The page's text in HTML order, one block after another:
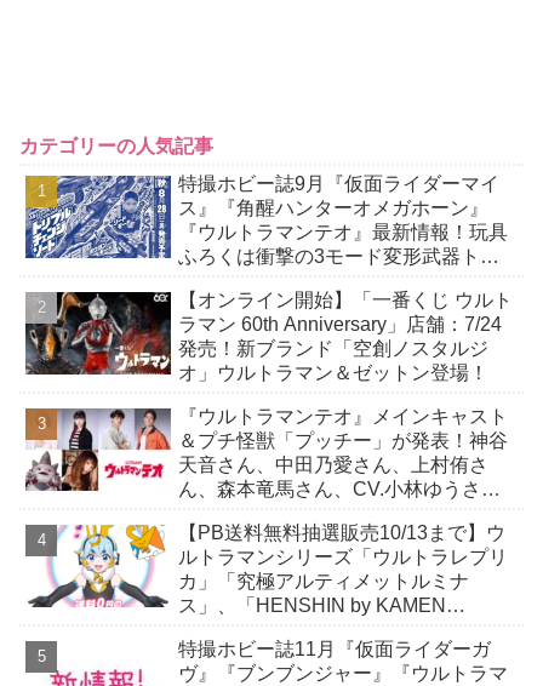
カテゴリーの人気記事
特撮ホビー誌9月『仮面ライダーマイ
ス』『角醒ハンターオメガホーン』
『ウルトラマンテオ』最新情報！玩具
ふろくは衝撃の3モード変形武器トリ
【オンライン開始】「一番くじ ウルト
ラマン 60th Anniversary」店舗：7/24
発売！新ブランド「空創ノスタルジ
オ」ウルトラマン＆ゼットン登場！
『ウルトラマンテオ』メインキャスト
＆プチ怪獣「プッチー」が発表！神谷
天音さん、中田乃愛さん、上村侑さ
ん、森本竜馬さん、CV.小林ゆうさ
【PB送料無料抽選販売10/13まで】ウ
ルトラマンシリーズ「ウルトラレプリ
カ」「究極アルティメットルミナ
ス」、「HENSHIN by KAMEN
特撮ホビー誌11月『仮面ライダーガ
ヴ』『ブンブンジャー』『ウルトラマ